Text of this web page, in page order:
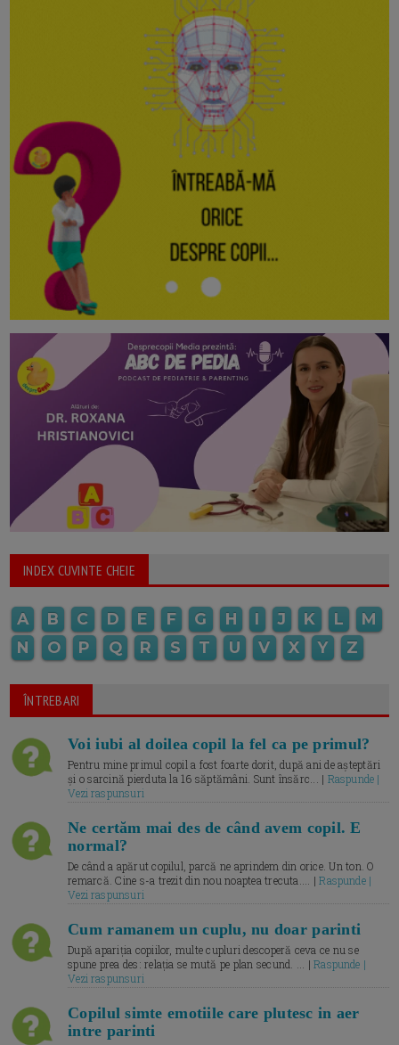
INDEX CUVINTE CHEIE
A B C D E F G H I J K L
M
N
O P Q R S T U V X Y Z
ÎNTREBARI
Voi iubi al doilea copil la fel ca pe primul?
Pentru mine primul copil a fost foarte dorit, după ani de așteptări
și o sarcină pierduta la 16 săptămâni. Sunt însărc... | Raspunde |
Vezi raspunsuri
Ne certăm mai des de când avem copil. E
normal?
De când a apărut copilul, parcă ne aprindem din orice. Un ton. O
remarcă. Cine s-a trezit din nou noaptea trecuta.... |Raspunde |
Vezi raspunsuri
Cum ramanem un cuplu, nu doar parinti
După apariția copiilor, multe cupluri descoperă ceva ce nu se
spune prea des: relația se mută pe plan secund. ... |Raspunde |
Vezi raspunsuri
Copilul simte emotiile care plutesc in aer
intre parinti